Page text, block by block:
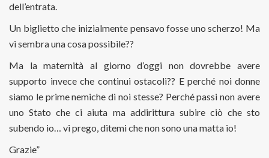
dell’entrata.
Un biglietto che inizialmente pensavo fosse uno scherzo! Ma
vi sembra una cosa possibile??
Ma la maternità al giorno d’oggi non dovrebbe avere
supporto invece che continui ostacoli?? E perché noi donne
siamo le prime nemiche di noi stesse? Perché passi non avere
uno Stato che ci aiuta ma addirittura subire ciò che sto
subendo io… vi prego, ditemi che non sono una matta io!
Grazie”